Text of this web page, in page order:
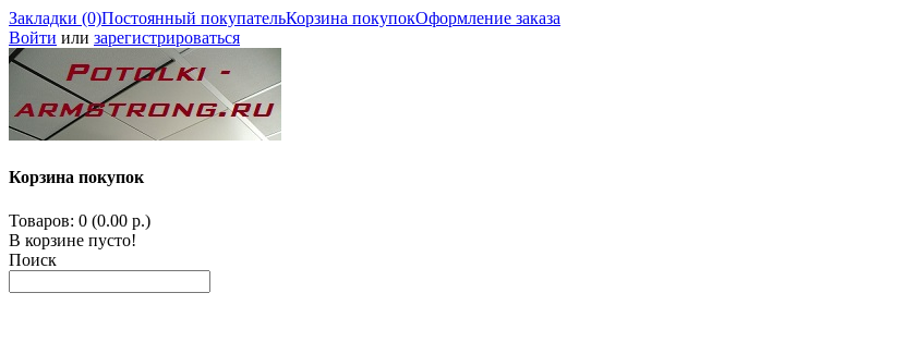
Закладки (0)Постоянный покупательКорзина покупокОформление заказа
Войти или зарегистрироваться
Корзина покупок
Товаров: 0 (0.00 р.)
В корзине пусто!
Поиск